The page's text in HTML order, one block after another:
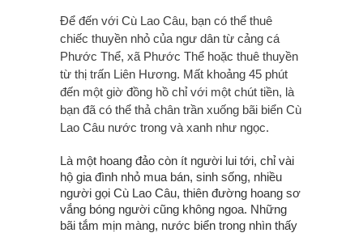
Để đến với Cù Lao Câu, bạn có thể thuê
chiếc thuyền nhỏ của ngư dân từ cảng cá
Phước Thể, xã Phước Thể hoặc thuê thuyền
từ thị trấn Liên Hương. Mất khoảng 45 phút
đến một giờ đồng hồ chỉ với một chút tiền, là
bạn đã có thể thả chân trần xuống bãi biển Cù
Lao Câu nước trong và xanh như ngọc.
Là một hoang đảo còn ít người lui tới, chỉ vài
hộ gia đình nhỏ mua bán, sinh sống, nhiều
người gọi Cù Lao Câu, thiên đường hoang sơ
vắng bóng người cũng không ngoa. Những
bãi tắm mịn màng, nước biển trong nhìn thấy